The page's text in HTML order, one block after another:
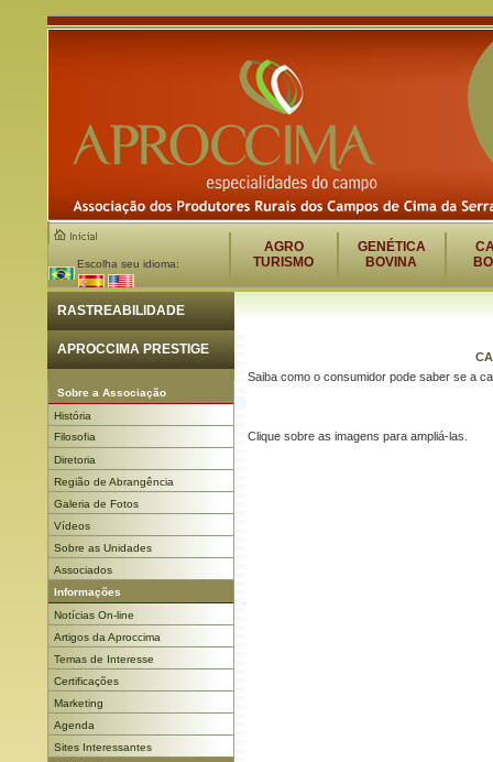
Escolha seu idioma:
AGRO
TURISMO
GENÉTICA
BOVINA
RASTREABILIDADE
APROCCIMA PRESTIGE
Sobre a Associação
História
Filosofia
Diretoria
Região de Abrangência
Galeria de Fotos
Vídeos
Sobre as Unidades
Associados
Informações
Notícias On-line
Artigos da Aproccima
Temas de Interesse
Certificações
Marketing
Agenda
Sites Interessantes
Saiba como o consumidor pode saber se a
Clique sobre as imagens para ampliá-las.